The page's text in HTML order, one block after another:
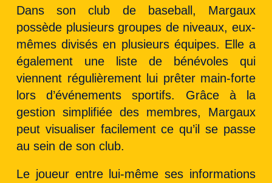
Dans son club de baseball, Margaux
possède plusieurs groupes de niveaux, eux-
mêmes divisés en plusieurs équipes. Elle a
également une liste de bénévoles qui
viennent régulièrement lui prêter main-forte
lors d’événements sportifs. Grâce à la
gestion simplifiée des membres, Margaux
peut visualiser facilement ce qu’il se passe
au sein de son club.
Le joueur entre lui-même ses informations